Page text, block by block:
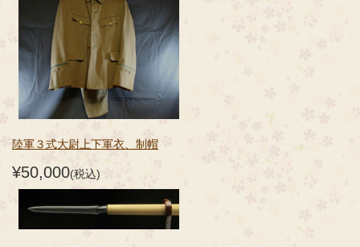
陸軍３式大尉上下軍衣、制帽
¥50,000(税込)